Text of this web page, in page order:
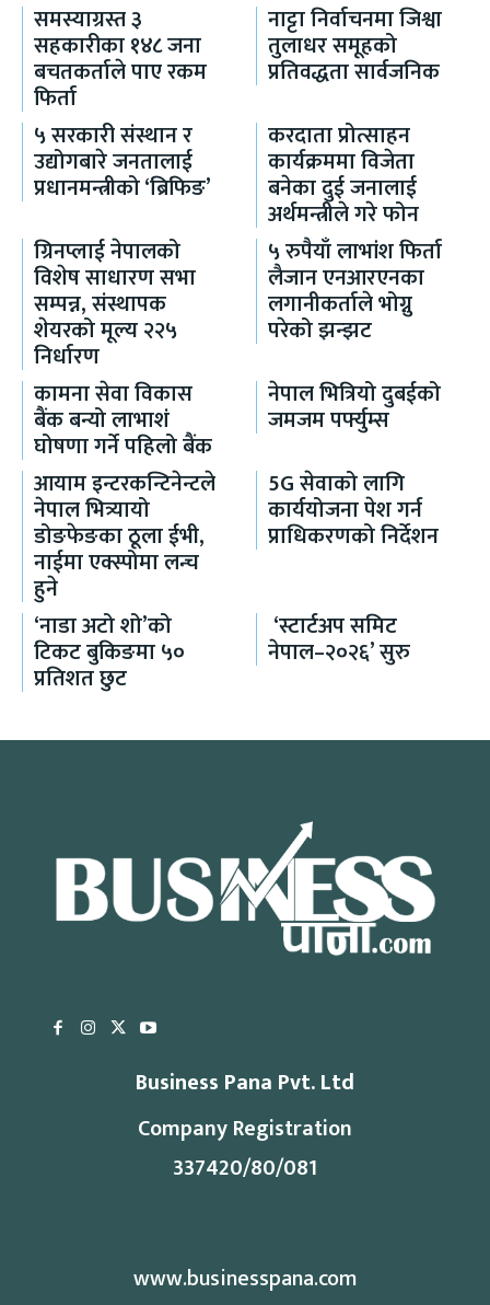
समस्याग्रस्त ३
सहकारीका १४८ जना
बचतकर्ताले पाए रकम
फिर्ता
नाट्टा निर्वाचनमा जिश्वा
तुलाधर समूहको
प्रतिवद्धता सार्वजनिक
५ सरकारी संस्थान र
उद्योगबारे जनतालाई
प्रधानमन्त्रीको ‘ब्रिफिङ’
करदाता प्रोत्साहन
कार्यक्रममा विजेता
बनेका दुई जनालाई
अर्थमन्त्रीले गरे फोन
ग्रिनप्लाई नेपालको
विशेष साधारण सभा
सम्पन्न, संस्थापक
शेयरको मूल्य २२५
निर्धारण
५ रुपैयाँ लाभांश फिर्ता
लैजान एनआरएनका
लगानीकर्ताले भोग्नु
परेको झन्झट
कामना सेवा विकास
बैंक बन्यो लाभाशं
घोषणा गर्ने पहिलो बैंक
नेपाल भित्रियो दुबईको
जमजम पर्फ्युम्स
आयाम इन्टरकन्टिनेन्टले
नेपाल भित्र्यायो
डोङफेङका ठूला ईभी,
नाईमा एक्स्पोमा लन्च
हुने
5G सेवाको लागि
कार्ययोजना पेश गर्न
प्राधिकरणको निर्देशन
‘नाडा अटो शो’को
टिकट बुकिङमा ५०
प्रतिशत छुट
‘स्टार्टअप समिट
नेपाल–२०२६’ सुरु
Business Pana Pvt. Ltd
Company Registration
337420/80/081
www.businesspana.com